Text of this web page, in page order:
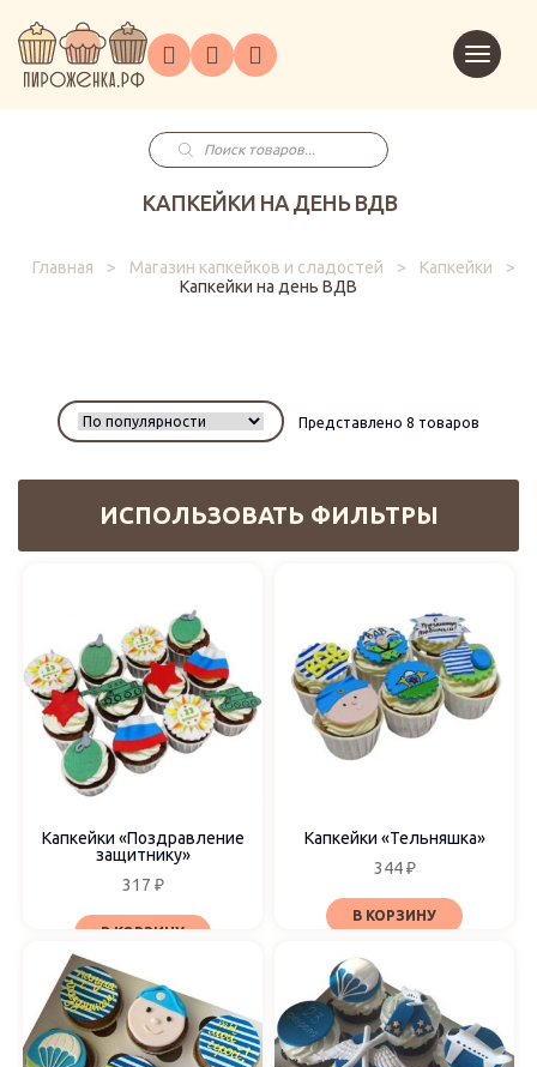
ГлавнаяКаталог
на
заказ
Праздники
Корпоративным
клиентам
в
корзину
Поиск
товаров
КАПКЕЙКИ НА ДЕНЬ ВДВ
Главная > Магазин капкейков и сладостей > Капкейки
>
Капкейки на день ВДВ
Представлено 8 товаров
ИСПОЛЬЗОВАТЬ ФИЛЬТРЫ
Бежевый
Белый
Голубой
Жёлтый
Зелёный
Коричневый
Синий
Мастика
Капкейки «Поздравление
защитнику»
317 ₽
В КОРЗИНУ
Капкейки «Тельняшка»
344₽
В КОРЗИНУ